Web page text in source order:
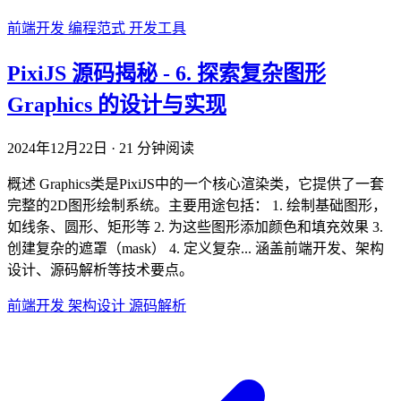
前端开发 编程范式 开发工具
PixiJS 源码揭秘 - 6. 探索复杂图形
Graphics 的设计与实现
2024年12月22日 · 21 分钟阅读
概述 Graphics类是PixiJS中的一个核心渲染类，它提供了一套
完整的2D图形绘制系统。主要用途包括： 1. 绘制基础图形，
如线条、圆形、矩形等 2. 为这些图形添加颜色和填充效果 3.
创建复杂的遮罩（mask） 4. 定义复杂... 涵盖前端开发、架构
设计、源码解析等技术要点。
前端开发 架构设计 源码解析